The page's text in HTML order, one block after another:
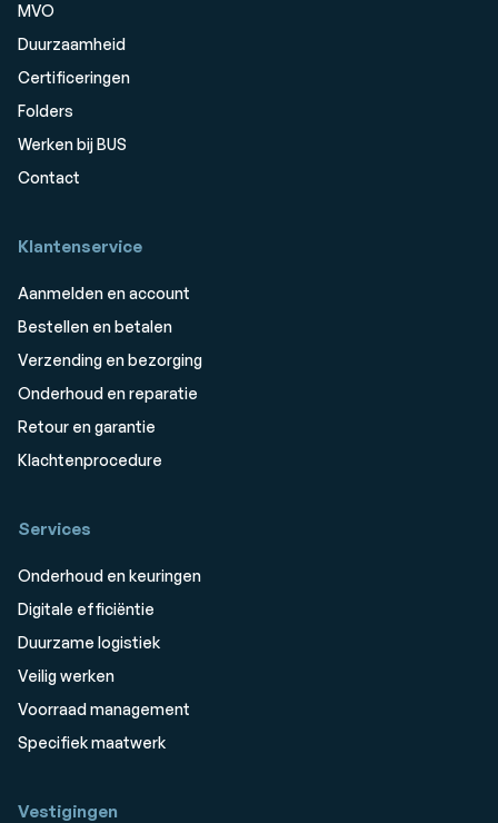
MVO
Duurzaamheid
Certificeringen
Folders
Werken bij BUS
Contact
Klantenservice
Aanmelden en account
Bestellen en betalen
Verzending en bezorging
Onderhoud en reparatie
Retour en garantie
Klachtenprocedure
Services
Onderhoud en keuringen
Digitale efficiëntie
Duurzame logistiek
Veilig werken
Voorraad management
Specifiek maatwerk
Vestigingen